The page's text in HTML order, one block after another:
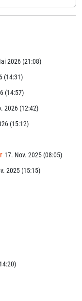
2026 (21:08)
(14:31)
(14:57)
2026 (12:42)
(15:12)
17. Nov. 2025 (08:05)
2025 (15:15)